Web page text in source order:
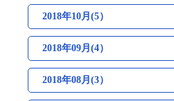
2018年10月(5）
2018年09月(4）
2018年08月(3）